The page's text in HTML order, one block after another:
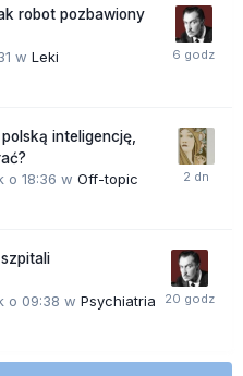
robot pozbawiony
w Leki
inteligencję,
o 18:36 w Off-topic
o 09:38 w Psychiatria